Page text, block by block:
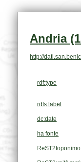
Andria
http://
rdf:type
rdfs:label
dc:date
ha fonte
ReST2toponimo